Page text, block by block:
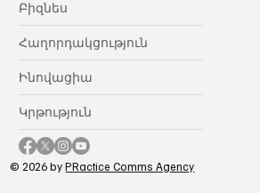
Բիզնես
Հաղորդակցություն
Ինովացիա
Կրթություն
© 2026 byPRactice Comms Agency